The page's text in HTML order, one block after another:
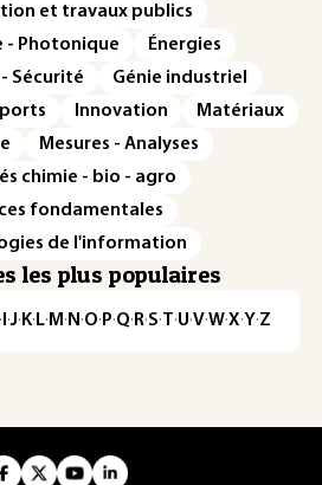
et travaux publics
- Photonique
Énergies
Sécurité
Génie industriel
Innovation
Matériaux
Mesures - Analyses
chimie - bio - agro
fondamentales
de l'information
les plus populaires
· ·J· K· L· M · N ·O· P·Q· R·S·T·U·V·W·X·Y·Z